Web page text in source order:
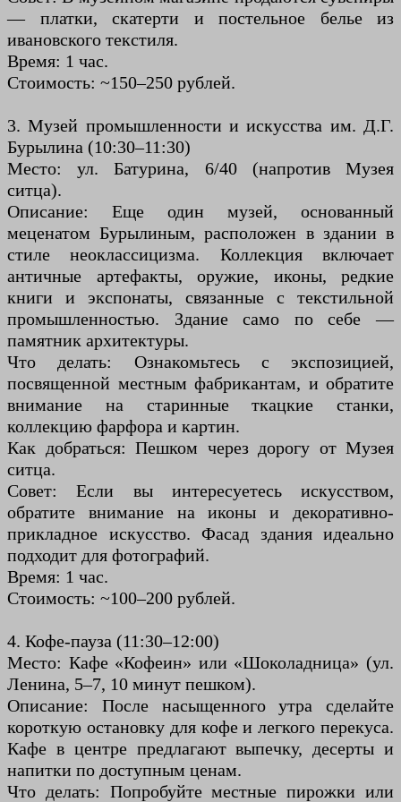
— платки, скатерти и постельное белье из
ивановского текстиля.
Время: 1 час.
Стоимость: ~150–250 рублей.
3. Музей промышленности и искусства им. Д.Г.
Бурылина (10:30–11:30)
Место: ул. Батурина, 6/40 (напротив Музея
ситца).
Описание: Еще один музей, основанный
меценатом Бурылиным, расположен в здании в
стиле неоклассицизма. Коллекция включает
античные артефакты, оружие, иконы, редкие
книги и экспонаты, связанные с текстильной
промышленностью. Здание само по себе —
памятник архитектуры.
Что делать: Ознакомьтесь с экспозицией,
посвященной местным фабрикантам, и обратите
внимание на старинные ткацкие станки,
коллекцию фарфора и картин.
Как добраться: Пешком через дорогу от Музея
ситца.
Совет: Если вы интересуетесь искусством,
обратите внимание на иконы и декоративно-
прикладное искусство. Фасад здания идеально
подходит для фотографий.
Время: 1 час.
Стоимость: ~100–200 рублей.
4. Кофе-пауза (11:30–12:00)
Место: Кафе «Кофеин» или «Шоколадница» (ул.
Ленина, 5–7, 10 минут пешком).
Описание: После насыщенного утра сделайте
короткую остановку для кофе и легкого перекуса.
Кафе в центре предлагают выпечку, десерты и
напитки по доступным ценам.
Что делать: Попробуйте местные пирожки или